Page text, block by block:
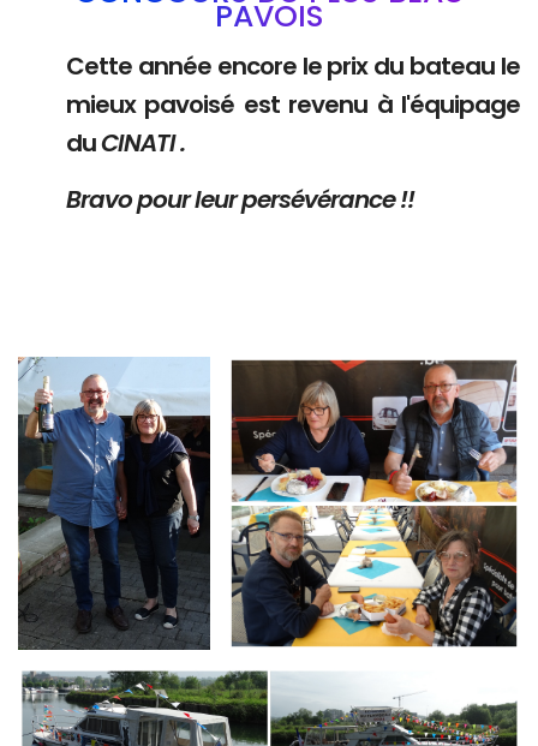
PAVOIS
Cette année encore le prix du bateau le
mieux pavoisé est revenu à l'équipage
duCINATI .
Bravo pour leur persévérance !!
Branding
ARMCHAIR ARMCHAIR
Branding
ARMCHAIR